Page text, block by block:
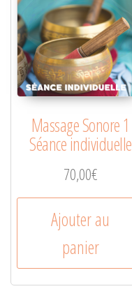
Massage Sonore 1
Séance individuelle
70,00€
Ajouter au
panier